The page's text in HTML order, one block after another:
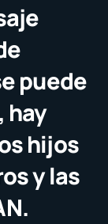
puede
hay
hijos
y las